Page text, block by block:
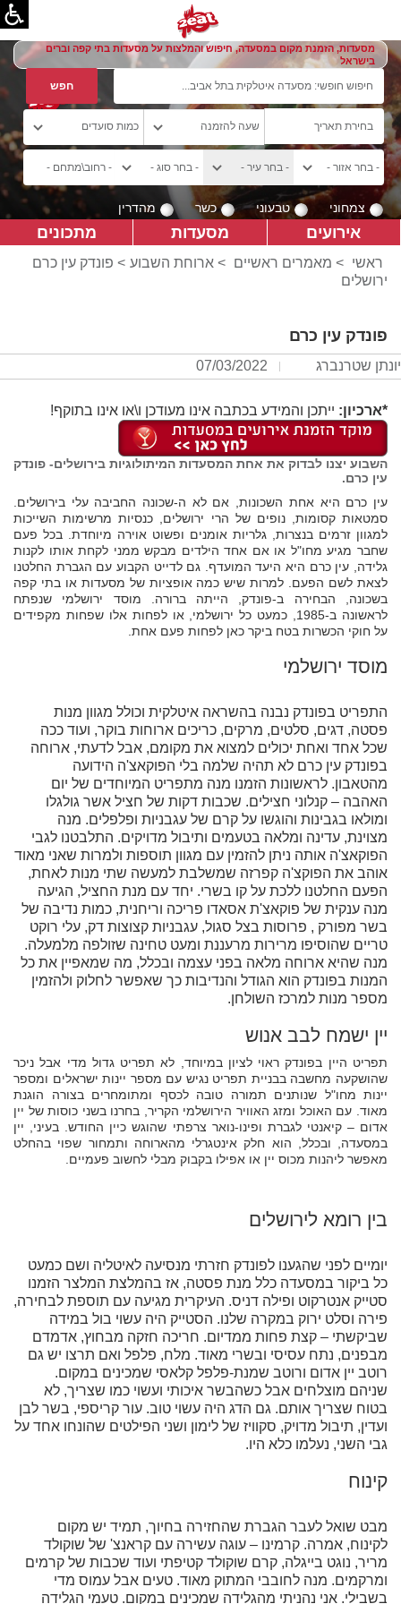
מסעדות, הזמנת מקום במסעדה, חיפוש והמלצות על מסעדות בתי קפה וברים
בישראל
צמחוני טבעוני כשר מהדרין
אירועים מסעדות מתכונים
ראשי > מאמרים ראשיים > ארוחת השבוע > פונדק עין כרם
ירושלים
פונדק עין כרם
יונתן שטרנברג 07/03/2022
*ארכיון: ייתכן והמידע בכתבה אינו מעודכן ו\או אינו בתוקף!
השבוע יצנו לבדוק את אחת המסעדות המיתולוגיות בירושלים- פונדק
עין כרם.
עין כרם היא אחת השכונות, אם לא ה-שכונה החביבה עלי בירושלים.
סמטאות קסומות, נופים של הרי ירושלים, כנסיות מרשימות השייכות
למגוון זרמים בנצרות, גלריות אומנים ופשוט אוירה מיוחדת. בכל פעם
שחבר מגיע מחו"ל או אם אחד הילדים מבקש ממני לקחת אותו לקנות
גלידה, עין כרם היא היעד המועדף. גם לדייט הקבוע עם הגברת החלטנו
לצאת לשם הפעם. למרות שיש כמה אופציות של מסעדות או בתי קפה
בשכונה, הבחירה ב-פונדק, הייתה ברורה. מוסד ירושלמי שנפתח
לראשונה ב-1985, כמעט כל ירושלמי, או לפחות אלו שפחות מקפידים
על חוקי הכשרות בטח ביקר כאן לפחות פעם אחת.
מוסד ירושלמי
התפריט בפונדק נבנה בהשראה איטלקית וכולל מגוון מנות
פסטה, דגים, סלטים, מרקים, כריכים ארוחות בוקר, ועוד ככה
שכל אחד ואחת יכולים למצוא את מקומם, אבל לדעתי, ארוחה
בפונדק עין כרם לא תהיה שלמה בלי הפוקאצ'ה הידועה
מהטאבון. לראשונות הזמנו מנה מתפריט המיוחדים של יום
האהבה – קנלוני חצילים. שכבות דקות של חציל אשר גולגלו
ומולאו בגבינות והוגשו על קרם של עגבניות ופלפלים. מנה
מצוינת, עדינה ומלאה בטעמים ותיבול מדויקים. התלבטנו לגבי
הפוקאצ'ה אותה ניתן להזמין עם מגוון תוספות ולמרות שאני מאוד
אוהב את הפוקצ'ה קפרזה שמשלבת למעשה שתי מנות לאחת,
הפעם החלטנו ללכת על קו בשרי. יחד עם מנת החציל, הגיעה
מנה ענקית של פוקאצ'ת אסאדו פריכה וריחנית, כמות נדיבה של
בשר מפורק , פרוסות בצל סגול, עגבניות קצוצות דק, עלי רוקט
טריים שהוסיפו מרירות מרעננת ומעט טחינה שזולפה מלמעלה.
מנה שהיא ארוחה מלאה בפני עצמה ובכלל, מה שמאפיין את כל
המנות בפונדק הוא הגודל והנדיבות כך שאפשר לחלוק ולהזמין
מספר מנות למרכז השולחן.
יין ישמח לבב אנוש
תפריט היין בפונדק ראוי לציון במיוחד, לא תפריט גדול מדי אבל ניכר
שהושקעה מחשבה בבניית תפריט נגיש עם מספר יינות ישראלים ומספר
יינות מחו"ל שנותנים תמורה טובה לכסף ומתומחרים בצורה הוגנת
מאוד. עם האוכל ומזג האוויר הירושלמי הקריר, בחרנו בשני כוסות של יין
אדום – קיאנטי לגברת ופינו-נואר צרפתי שהוגש כיין החודש. בעיני, יין
במסעדה, ובכלל, הוא חלק אינטגרלי מהארוחה ותמחור שפוי בהחלט
מאפשר ליהנות מכוס יין או אפילו בקבוק מבלי לחשוב פעמיים.
בין רומא לירושלים
יומיים לפני שהגענו לפונדק חזרתי מנסיעה לאיטליה ושם כמעט
כל ביקור במסעדה כלל מנת פסטה, אז בהמלצת המלצר הזמנו
סטייק אנטרקוט ופילה דניס. העיקרית מגיעה עם תוספת לבחירה,
פירה וסלט ירוק במקרה שלנו. הסטייק היה עשוי בול במידה
שביקשתי – קצת פחות ממדיום. חריכה חזקה מבחוץ, אדמדם
מבפנים, נתח עסיסי ובשרי מאוד. מלח, פלפל ואם תרצו יש גם
רוטב יין אדום ורוטב שמנת-פלפל קלאסי שמכינים במקום.
שניהם מוצלחים אבל כשהבשר איכותי ועשוי כמו שצריך, לא
בטוח שצריך אותם. גם הדג היה עשוי טוב. עור קריספי, בשר לבן
ועדין, תיבול מדויק, סקוויז של לימון ושני הפילטים שהונחו אחד על
גבי השני, נעלמו כלא היו.
קינוח
מבט שואל לעבר הגברת שהחזירה בחיוך, תמיד יש מקום
לקינוח, אמרה. קרמינו – עוגה עשירה עם קראנצ' של שוקולד
מריר, נוגט בייגלה, קרם שוקולד קטיפתי ועוד שכבות של קרמים
ומרקמים. מנה לחובבי המתוק מאוד. טעים אבל עמוס מדי
בשבילי. אני נהניתי מהגלידה שמכינים במקום. טעמי הגלידה